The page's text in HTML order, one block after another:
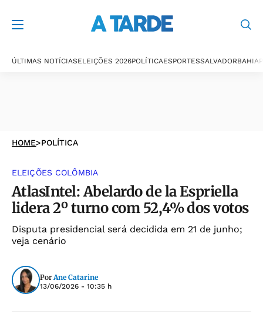
ÚLTIMAS NOTÍCIASELEIÇÕES 2026POLÍTICAESPORTESSALVADORBAHIA
HOME>POLÍTICA
ELEIÇÕES COLÔMBIA
AtlasIntel: Abelardo de la Espriella
lidera 2º turno com 52,4% dos votos
Disputa presidencial será decidida em 21 de junho;
veja cenário
Por Ane Catarine
13/06/2026 - 10:35 h